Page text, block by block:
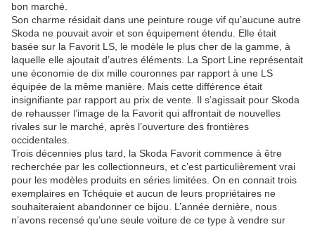
bon marché.
Son charme résidait dans une peinture rouge vif qu’aucune autre
Skoda ne pouvait avoir et son équipement étendu. Elle était
basée sur la Favorit LS, le modèle le plus cher de la gamme, à
laquelle elle ajoutait d’autres éléments. La Sport Line représentait
une économie de dix mille couronnes par rapport à une LS
équipée de la même manière. Mais cette différence était
insignifiante par rapport au prix de vente. Il s’agissait pour Skoda
de rehausser l’image de la Favorit qui affrontait de nouvelles
rivales sur le marché, après l’ouverture des frontières
occidentales.
Trois décennies plus tard, la Skoda Favorit commence à être
recherchée par les collectionneurs, et c’est particulièrement vrai
pour les modèles produits en séries limitées. On en connait trois
exemplaires en Tchéquie et aucun de leurs propriétaires ne
souhaiteraient abandonner ce bijou. L’année dernière, nous
n’avons recensé qu’une seule voiture de ce type à vendre sur